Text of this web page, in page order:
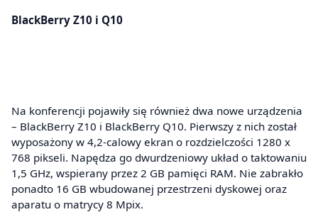
BlackBerry Z10 i Q10
Na konferencji pojawiły się również dwa nowe urządzenia
– BlackBerry Z10 i BlackBerry Q10. Pierwszy z nich został
wyposażony w 4,2-calowy ekran o rozdzielczości 1280 x
768 pikseli. Napędza go dwurdzeniowy układ o taktowaniu
1,5 GHz, wspierany przez 2 GB pamięci RAM. Nie zabrakło
ponadto 16 GB wbudowanej przestrzeni dyskowej oraz
aparatu o matrycy 8 Mpix.